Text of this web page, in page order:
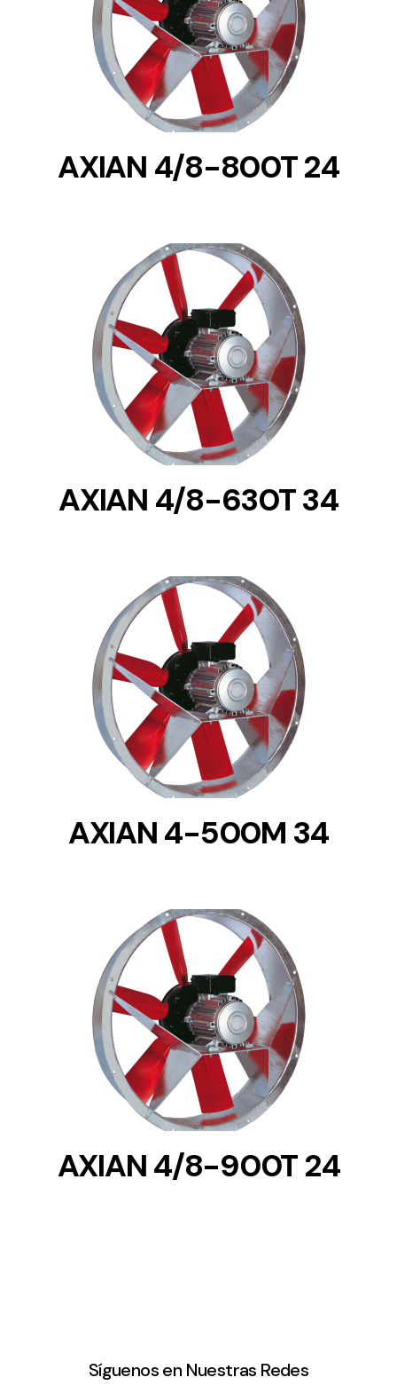
DETAILS
AXIAN 4/8-800T 24
DETAILS
AXIAN 4/8-630T 34
DETAILS
AXIAN 4-500M 34
DETAILS
AXIAN 4/8-900T 24
Síguenos en Nuestras Redes